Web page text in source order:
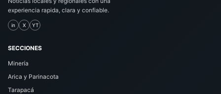
experiencia rapida, clara y confiable.
in X YT
SECCIONES
Minería
Arica y Parinacota
Tarapacá